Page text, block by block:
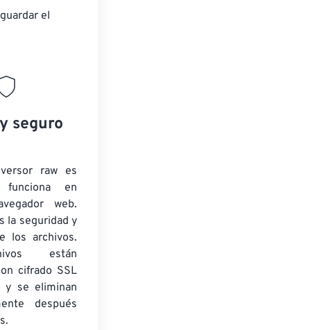
el
seguro
raw es
en
web.
la seguridad y
los archivos.
están
cifrado SSL
se eliminan
después